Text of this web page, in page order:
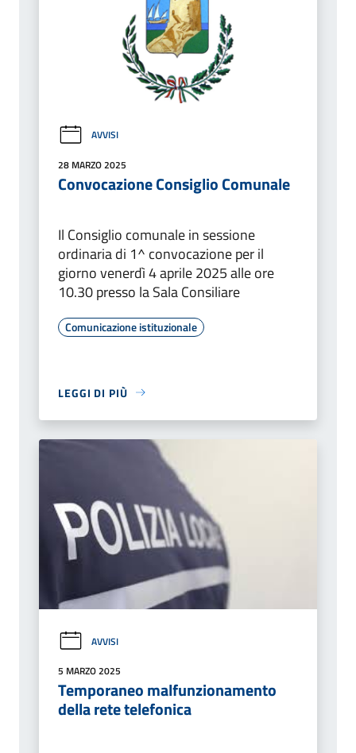
AVVISI
28 MARZO 2025
Convocazione Consiglio Comunale
Il Consiglio comunale in sessione
ordinaria di 1^ convocazione per il
giorno venerdì 4 aprile 2025 alle ore
10.30 presso la Sala Consiliare
Comunicazione istituzionale
LEGGI DI PIÙ
AVVISI
5 MARZO 2025
Temporaneo malfunzionamento
della rete telefonica